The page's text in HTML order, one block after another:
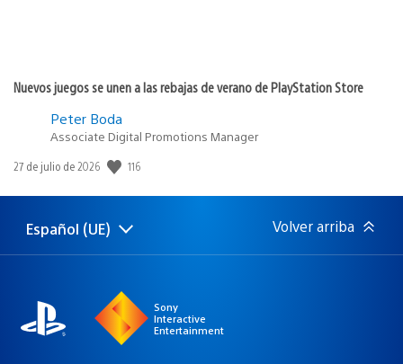
Nuevos juegos se unen a las rebajas de verano de PlayStation Store
Peter Boda
Associate Digital Promotions Manager
Fecha
publicación:
27 de julio de 2026 116
Selecciona
una
Región
actual:
Español (UE) Volver arriba
Sony
Interactive
Entertainment